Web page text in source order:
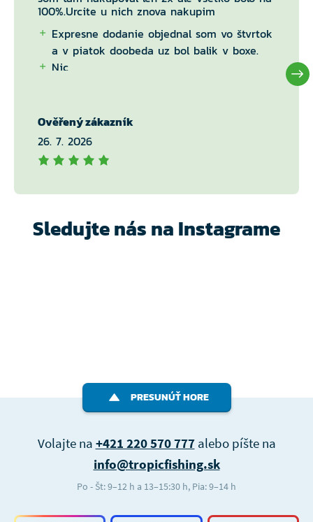
100%.Urcite u nich znova nakupim
Expresne dodanie objednal som vo štvrtok
a v piatok doobeda uz bol balik v boxe.
Nic
Ověřený zákazník
26. 7. 2026
Sledujte nás na Instagrame
PRESUNÚŤ HORE
Volajte na +421 220 570 777alebo píšte na
info@tropicfishing.sk
Po - Št: 9–12 h a 13–15:30 h, Pia: 9–14 h